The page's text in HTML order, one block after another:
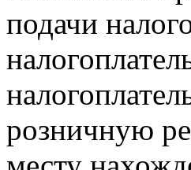
подачи
розничную